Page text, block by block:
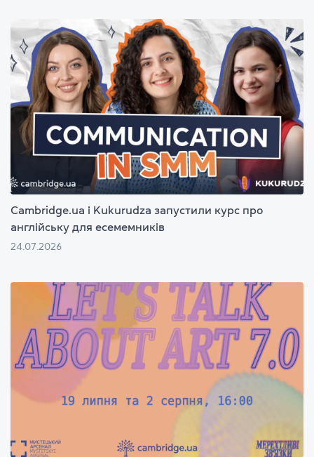
Cambridge.ua і Kukurudza запустили курс про
англійську для есемемників
24.07.2026